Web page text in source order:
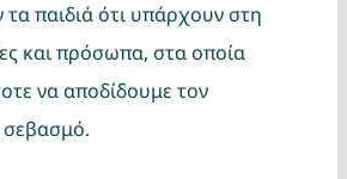
παιδιά ότι υπάρχουν στη
και πρόσωπα, στα οποία
να αποδίδουμε τον
σεβασμό.